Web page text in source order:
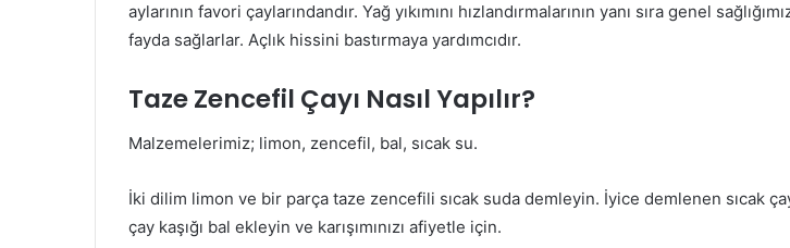
aylarının favori çaylarındandır. Yağ yıkımını hızlandırmalarının yanı sıra genel
fayda sağlarlar. Açlık hissini bastırmaya yardımcıdır.
Taze Zencefil Çayı Nasıl Yapılır?
Malzemelerimiz; limon, zencefil, bal, sıcak su.
İki dilim limon ve bir parça taze zencefili sıcak suda demleyin. İyice demlenen sıcak
çay kaşığı bal ekleyin ve karışımınızı afiyetle için.